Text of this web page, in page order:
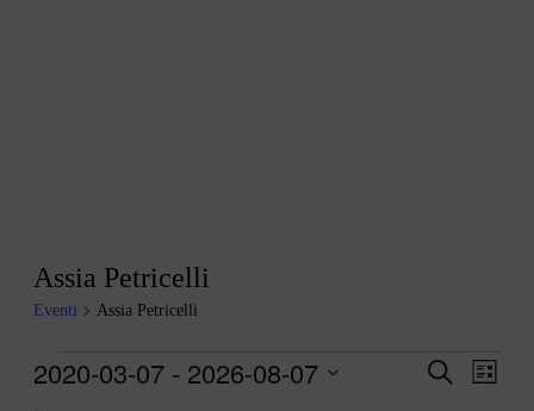
Assia Petricelli
Eventi Assia Petricelli
Eventi
Eventi
Cerca
Lista
2020-03-07 - 2026-08-07